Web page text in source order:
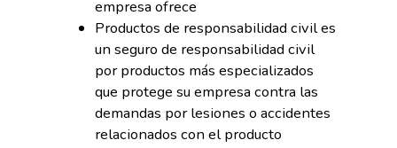
empresa ofrece
Productos de responsabilidad civil es
un seguro de responsabilidad civil
por productos más especializados
que protege su empresa contra las
demandas por lesiones o accidentes
relacionados con el producto